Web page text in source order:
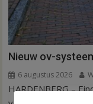
Nieuw ov-
6 augustus 2026
HARDENBERG –